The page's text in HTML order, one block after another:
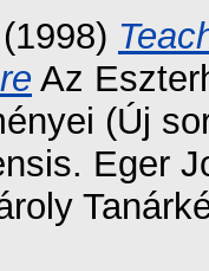
(1998)
Az
(Új
Eger